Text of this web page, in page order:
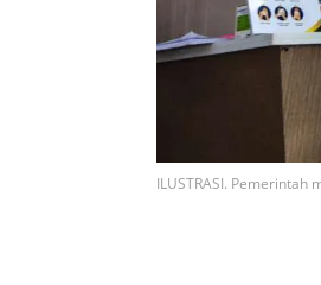
ILUSTRASI.